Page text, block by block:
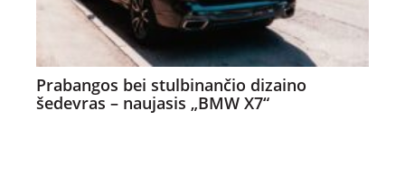
Prabangos bei stulbinančio dizaino
šedevras – naujasis „BMW X7“